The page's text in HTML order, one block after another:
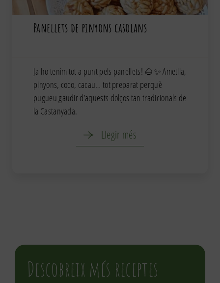
Panellets de pinyons casolans
Ja ho tenim tot a punt pels panellets! 🌰✨ Ametlla,
pinyons, coco, cacau… tot preparat perquè
pugueu gaudir d’aquests dolços tan tradicionals de
la Castanyada.
Llegir més
Descobreix més receptes